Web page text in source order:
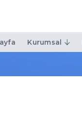
Kurumsal